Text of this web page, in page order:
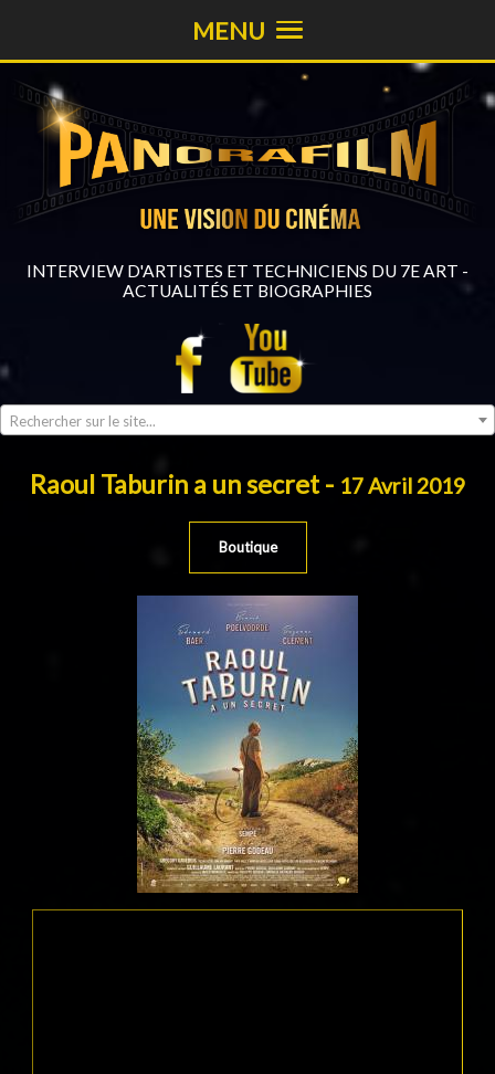
INTERVIEW D'ARTISTES ET TECHNICIENS DU 7E ART -
ACTUALITÉS ET BIOGRAPHIES
Rechercher sur le site...
MENU
Raoul Taburin a un secret - 17 Avril 2019
Boutique